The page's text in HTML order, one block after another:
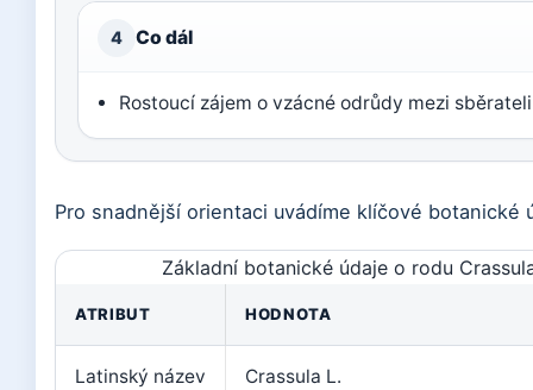
4 Co dál
Rostoucí zájem o vzácné odrůdy mezi
Pro snadnější orientaci uvádíme klíčové botanické
Základní botanické údaje o rodu
ATRIBUT HODNOTA
Latinský název Crassula L.